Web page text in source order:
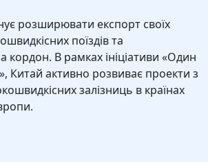
розширювати експорт своїх
поїздів та
кордон. В рамках ініціативи «Один
Китай активно розвиває проекти з
залізниць в країнах